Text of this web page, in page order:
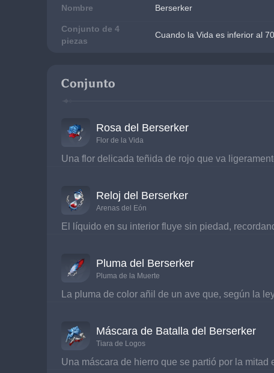
Nombre Berserker
Conjunto de 4
piezas
Cuando la Vida es inferior al
Conjunto
Rosa del Berserker
Flor de la Vida
Una flor delicada teñida de rojo que va
Reloj del Berserker
Arenas del Eón
El líquido en su interior fluye sin piedad,
Pluma del Berserker
Pluma de la Muerte
La pluma de color añil de un ave que, según la
Máscara de Batalla del Berserker
Tiara de Logos
Una máscara de hierro que se partió por la mitad